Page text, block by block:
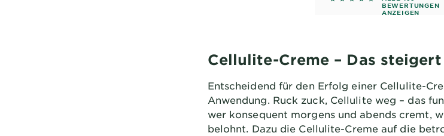
BEWERTUNGEN
ANZEIGEN
Cellulite-Creme – Das
Entscheidend für den Erfolg einer Cellulite-
Anwendung. Ruck zuck, Cellulite weg – das
wer konsequent morgens und abends cremt,
belohnt. Dazu die Cellulite-Creme auf die